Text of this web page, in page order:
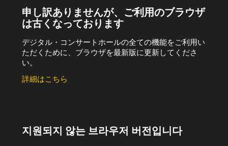
申し訳ありませんが、ご利用のブラウザ
は古くなっております
デジタル・コンサートホールの全ての機能をご利用い
ただくために、ブラウザを最新版に更新してくださ
い。
詳細はこちら
지원되지 않는 브라우저 버전입니다